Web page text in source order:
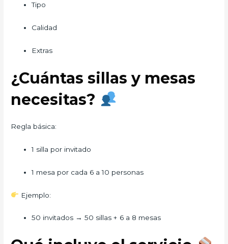
Tipo
Calidad
Extras
¿Cuántas sillas y mesas
necesitas?
Regla básica:
1 silla por invitado
1 mesa por cada 6 a 10 personas
Ejemplo:
50 invitados → 50 sillas + 6 a 8 mesas